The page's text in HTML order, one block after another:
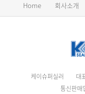
Home 회사소개
케이슈퍼실러 대
통신판매